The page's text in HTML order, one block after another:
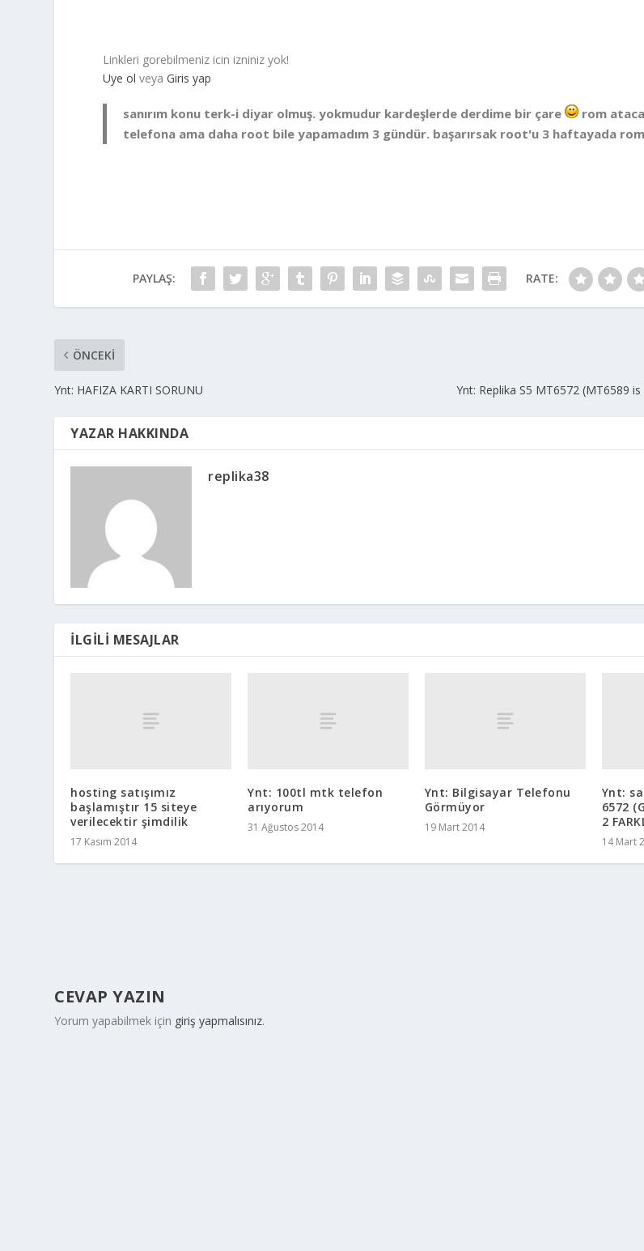
Linkleri gorebilmeniz icin izniniz yok!
Uye ol veyaGiris yap
sanırım konu terk-i diyar olmuş. yokmudur kardeşlerde derdime bir çare
rom
telefona ama daha root bile yapamadım 3 gündür. başarırsak root'u 3 haftayada
PAYLAŞ: RATE:
ÖNCEKI
Ynt: HAFIZA KARTI SORUNU Ynt: Replika S5 MT6572 (MT6589
YAZAR HAKKINDA
replika38
İLGILI MESAJLAR
hosting satışımız
başlamıştır 15 siteye
verilecektir şimdilik
17 Kasım 2014
Ynt: 100tl mtk telefon
arıyorum
31 Ağustos 2014
Ynt: Bilgisayar Telefonu
Görmüyor
19 Mart 2014
Ynt:
6572
2
14 Mart
CEVAP YAZIN
Yorum yapabilmek için giriş yapmalısınız.